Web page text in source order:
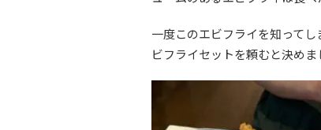
一度このエビフライを知って
ビフライセットを頼むと決め